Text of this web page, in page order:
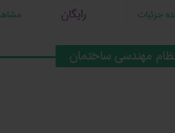
رایگان جزئیات
مهندسی ساختمان